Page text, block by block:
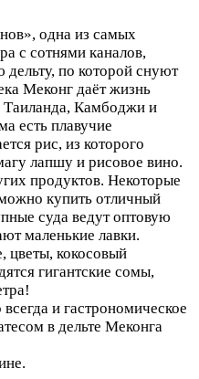
одна из самых
с сотнями каналов,
по которой снуют
Меконг даёт жизнь
Камбоджи и
есть плавучие
рис, из которого
лапшу и рисовое вино.
продуктов. Некоторые
купить отличный
суда ведут оптовую
маленькие лавки.
кокосовый
гигантские сомы,
и гастрономическое
в дельте Меконга